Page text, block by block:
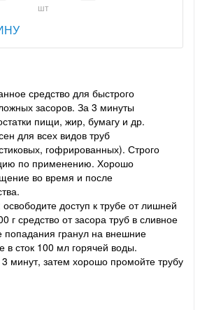
шт
средство для быстрого
засоров. За 3 минуты
пищи, жир, бумагу и др.
для всех видов труб
гофрированных). Строго
по применению. Хорошо
во время и после
доступ к трубе от лишней
г средство от засора труб в сливное
попадания гранул на внешние
в сток 100 мл горячей воды.
минут, затем хорошо промойте трубу